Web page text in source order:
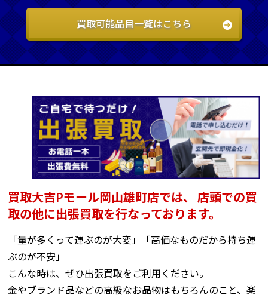
買取可能品目一覧はこちら
買取大吉Pモール岡山雄町店では、
店頭での買
取の他に出張買取を行なっております。
「量が多くって運ぶのが大変」「高価なものだから持ち運
ぶのが不安」
こんな時は、ぜひ出張買取をご利用ください。
金やブランド品などの高級なお品物はもちろんのこと、楽